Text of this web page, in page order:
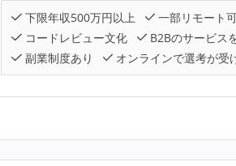
下限年収500万円以上 一部リモート
コードレビュー文化
B2Bのサービス
副業制度あり
オンラインで選考が受